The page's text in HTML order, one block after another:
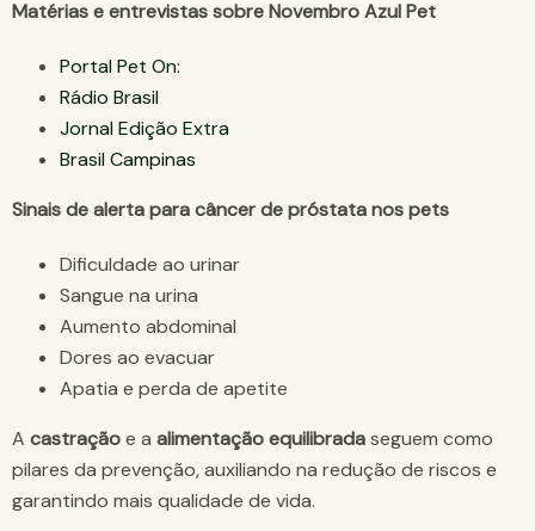
Matérias e entrevistas sobre Novembro Azul Pet
Portal Pet On:
Rádio Brasil
Jornal Edição Extra
Brasil Campinas
Sinais de alerta para câncer de próstata nos pets
Dificuldade ao urinar
Sangue na urina
Aumento abdominal
Dores ao evacuar
Apatia e perda de apetite
A castraçãoe a alimentação equilibradaseguem como
pilares da prevenção, auxiliando na redução de riscos e
garantindo mais qualidade de vida.